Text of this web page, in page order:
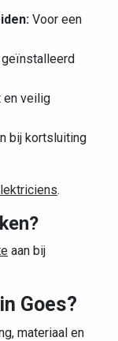
Voor een
en veilig
bij kortsluiting
.
aan bij
Goes?
materiaal en